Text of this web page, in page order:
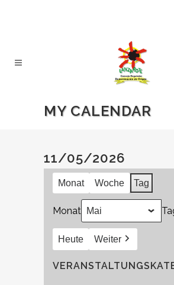
MY CALENDAR
11/05/2026
Monat Woche Tag
Monat
Heute Weiter